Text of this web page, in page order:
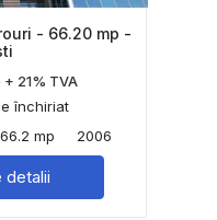
- 66.20 mp -
21% TVA
închiriat
66.2 mp 2006
detalii